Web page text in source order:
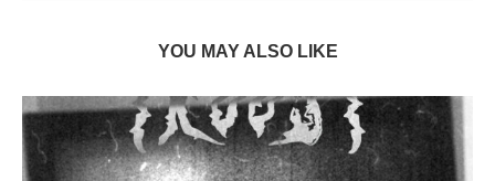
YOU MAY ALSO LIKE